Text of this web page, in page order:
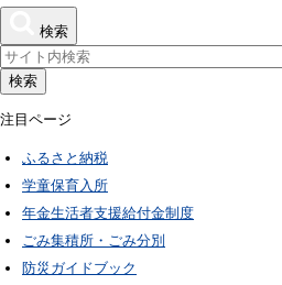
検索
検索
注目ページ
ふるさと納税
学童保育入所
年金生活者支援給付金制度
ごみ集積所・ごみ分別
防災ガイドブック